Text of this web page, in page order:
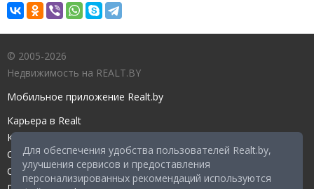
Для обеспечения удобства пользователей Realt.by,
улучшения сервисов и предоставления
персонализированных рекомендаций используются
© 2005-2026
Недвижимость на REALT.BY
Мобильное приложение Realt.by
Карьера в Realt
Контакты редакции
Справочный центр
Служба поддержки